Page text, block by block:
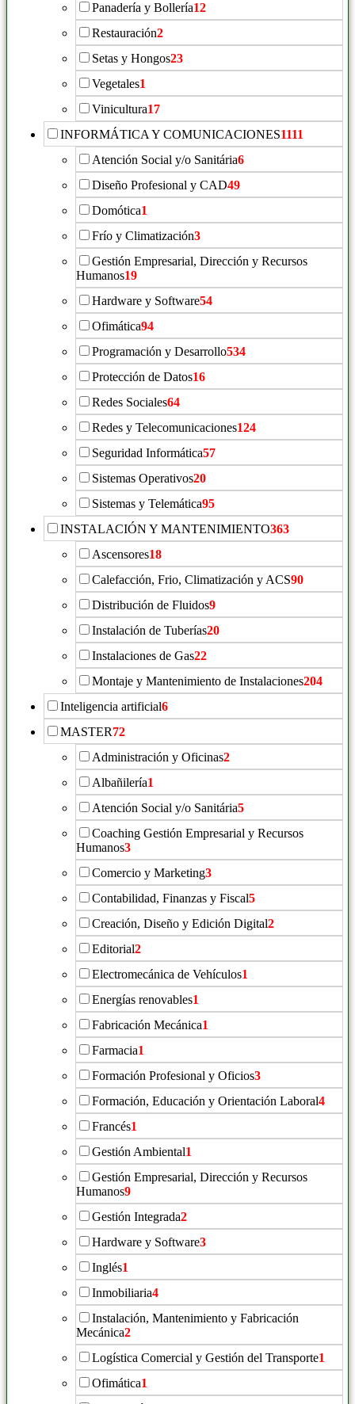
Panadería y Bollería12
Restauración2
Setas y Hongos23
Vegetales1
Vinicultura17
INFORMÁTICA Y COMUNICACIONES1111
Atención Social y/o Sanitária6
Diseño Profesional y CAD49
Domótica1
Frío y Climatización3
Gestión Empresarial, Dirección y Recursos
Humanos19
Hardware y Software54
Ofimática94
Programación y Desarrollo534
Protección de Datos16
Redes Sociales64
Redes y Telecomunicaciones124
Seguridad Informática57
Sistemas Operativos20
Sistemas y Telemática95
INSTALACIÓN Y MANTENIMIENTO363
Ascensores18
Calefacción, Frio, Climatización y ACS90
Distribución de Fluidos9
Instalación de Tuberías20
Instalaciones de Gas22
Montaje y Mantenimiento de Instalaciones204
Inteligencia artificial6
MASTER72
Administración y Oficinas2
Albañilería1
Atención Social y/o Sanitária5
Coaching Gestión Empresarial y Recursos
Humanos3
Comercio y Marketing3
Contabilidad, Finanzas y Fiscal5
Creación, Diseño y Edición Digital2
Editorial2
Electromecánica de Vehículos1
Energías renovables1
Fabricación Mecánica1
Farmacia1
Formación Profesional y Oficios3
Formación, Educación y Orientación Laboral4
Francés1
Gestión Ambiental1
Gestión Empresarial, Dirección y Recursos
Humanos9
Gestión Integrada2
Hardware y Software3
Inglés1
Inmobiliaria4
Instalación, Mantenimiento y Fabricación
Mecánica2
Logística Comercial y Gestión del Transporte1
Ofimática1